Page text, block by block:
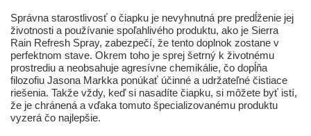
Správna starostlivosť o čiapku je nevyhnutná pre predĺženie jej
životnosti a používanie spoľahlivého produktu, ako je Sierra
Rain Refresh Spray, zabezpečí, že tento doplnok zostane v
perfektnom stave. Okrem toho je sprej šetrný k životnému
prostrediu a neobsahuje agresívne chemikálie, čo dopĺňa
filozofiu Jasona Markka ponúkať účinné a udržateľné čistiace
riešenia. Takže vždy, keď si nasadíte čiapku, si môžete byť istí,
že je chránená a vďaka tomuto špecializovanému produktu
vyzerá čo najlepšie.